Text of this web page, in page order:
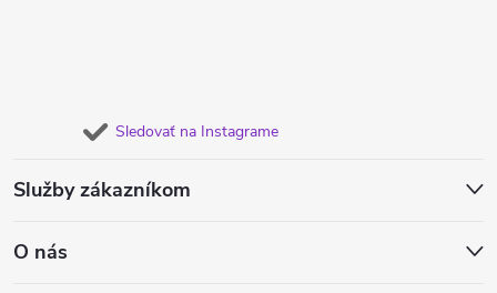
Sledovať na Instagrame
Služby zákazníkom
O nás